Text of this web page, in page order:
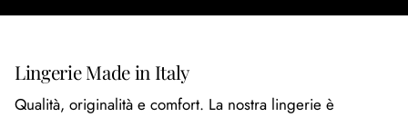
Lingerie Made in Italy
Qualità, originalità e comfort. La nostra lingerie è